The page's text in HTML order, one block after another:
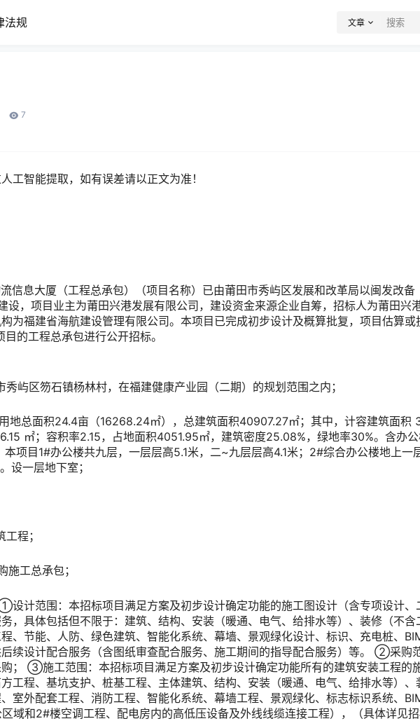
法规 文章
7
工智能提取，如有误差请以正文为准！
信息大厦（工程总承包）（项目名称）已由莆田市秀屿区发展和改革局以闽发改备
，项目业主为莆田兴港发展有限公司，建设资金来源企业自筹，招标人为莆田兴
为福建省海航建设管理有限公司。本项目已完成初步设计及概算批复，项目估算或
的工程总承包进行公开招标。
秀屿区笏石镇杨林村，在福建健康产业园（二期）的规划范围之内；
地总面积24.4亩（16268.24㎡），总建筑面积40907.27㎡；其中，计容建筑面积
㎡；容积率2.15，占地面积4051.95㎡，建筑密度25.08%，绿地率30%。含办
项目1#办公楼共九层，一层层高5.1米，二~九层层高4.1米；2#综合办公楼地上一
设一层地下室；
程；
施工总承包；
设计范围：本招标项目满足方案及初步设计确定功能的施工图设计（含专项设计、
，具体包括但不限于：建筑、结构、安装（暖通、电气、给排水等）、装修（不含
、节能、人防、绿色建筑、智能化系统、幕墙、景观绿化设计、标识、充电桩、
续设计配合服务（含图纸审查配合服务、施工期间的指导配合服务）等。 ②采购
； ③施工范围：本招标项目满足方案及初步设计确定功能所有的建筑安装工程的
工程、基坑支护、桩基工程、主体建筑、结构、安装（暖通、电气、给排水等）、
室外配套工程、消防工程、智能化系统、幕墙工程、景观绿化、标志标识系统、
域和2#楼空调工程、配电房内的高低压设备及外线线缆连接工程），（具体详见